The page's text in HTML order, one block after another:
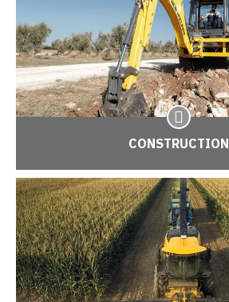
CONSTRUCTION